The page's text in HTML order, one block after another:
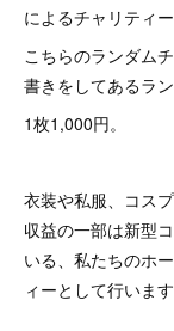
によるチャリティ
こちらのランダム
書きをしてあるラ
1枚1,000円。
衣装や私服、コス
収益の一部は新型
いる、私たちのホ
ィーとして行います